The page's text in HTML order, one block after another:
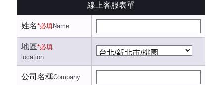
線上客服表單
姓名*必填Name
地區*必填
location
公司名稱Company